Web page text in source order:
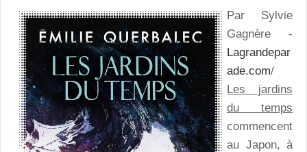
Par Sylvie
Gagnère -
Lagrandepar
ade.com/
Les jardins
du temps
commencent
au Japon, à